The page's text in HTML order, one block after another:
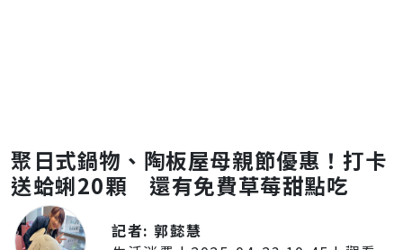
聚日式鍋物、陶板屋母親節優惠！打卡
送蛤蜊20顆 還有免費草莓甜點吃
記者:郭懿慧